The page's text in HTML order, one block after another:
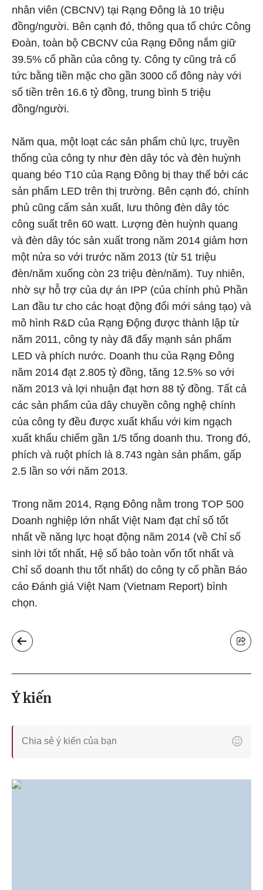
nhân viên (CBCNV) tại Rạng Đông là 10 triệu
đồng/người. Bên cạnh đó, thông qua tổ chức Công
Đoàn, toàn bộ CBCNV của Rạng Đông nắm giữ
39.5% cổ phần của công ty. Công ty cũng trả cổ
tức bằng tiền mặc cho gần 3000 cổ đông này với
số tiền trên 16.6 tỷ đồng, trung bình 5 triệu
đồng/người.
Năm qua, một loạt các sản phẩm chủ lực, truyền
thống của công ty như đèn dây tóc và đèn huỳnh
quang béo T10 của Rạng Đông bị thay thế bởi các
sản phẩm LED trên thị trường. Bên cạnh đó, chính
phủ cũng cấm sản xuất, lưu thông đèn dây tóc
công suất trên 60 watt. Lượng đèn huỳnh quang
và đèn dây tóc sản xuất trong năm 2014 giảm hơn
một nửa so với trước năm 2013 (từ 51 triệu
đèn/năm xuống còn 23 triệu đèn/năm). Tuy nhiên,
nhờ sự hỗ trợ của dự án IPP (của chính phủ Phần
Lan đầu tư cho các hoạt động đổi mới sáng tạo) và
mô hình R&D của Rạng Động được thành lập từ
năm 2011, công ty này đã đẩy mạnh sản phẩm
LED và phích nước. Doanh thu của Rạng Đông
năm 2014 đạt 2.805 tỷ đồng, tăng 12.5% so với
năm 2013 và lợi nhuận đạt hơn 88 tỷ đồng. Tất cả
các sản phẩm của dây chuyền công nghệ chính
của công ty đều được xuất khẩu với kim ngạch
xuất khẩu chiếm gần 1/5 tổng doanh thu. Trong đó,
phích và ruột phích là 8.743 ngàn sản phẩm, gấp
2.5 lần so với năm 2013.
Trong năm 2014, Rạng Đông nằm trong TOP 500
Doanh nghiệp lớn nhất Việt Nam đạt chỉ số tốt
nhất về năng lực hoạt động năm 2014 (về Chỉ số
sinh lời tốt nhất, Hệ số bảo toàn vốn tốt nhất và
Chỉ số doanh thu tốt nhất) do công ty cổ phần Báo
cáo Đánh giá Việt Nam (Vietnam Report) bình
chọn.
Ý kiến